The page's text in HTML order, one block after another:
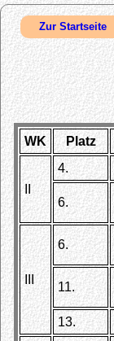
Zur Startseite
WK Platz
II
4.
6.
III
6.
11.
13.